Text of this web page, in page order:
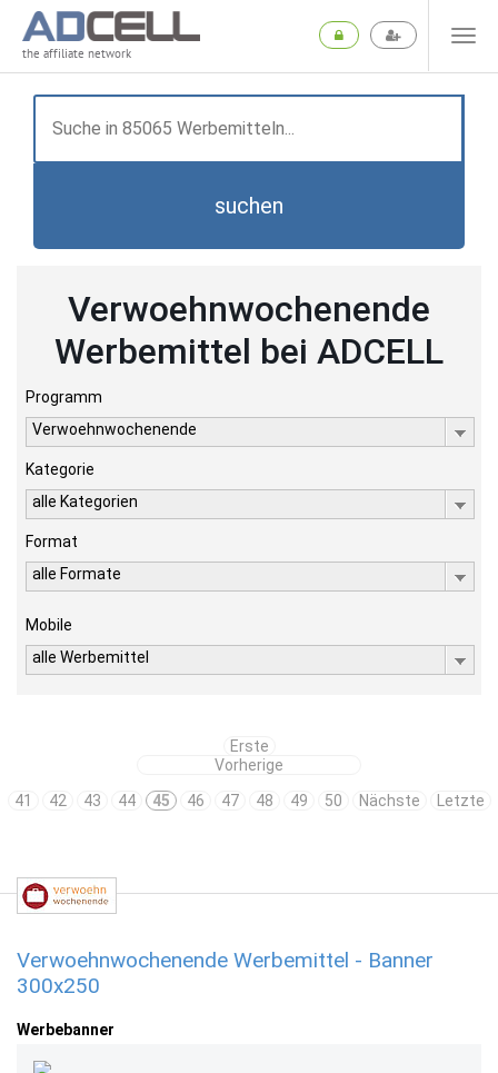
the affiliate network
suchen
Verwoehnwochenende
Werbemittel bei ADCELL
Programm
Verwoehnwochenende
Kategorie
alle Kategorien
Format
alle Formate
Mobile
alle Werbemittel
Erste
Vorherige
41
42 43 44 45 46 47 48 49 50 Nächste Letzte
Verwoehnwochenende Werbemittel - Banner
300x250
Werbebanner